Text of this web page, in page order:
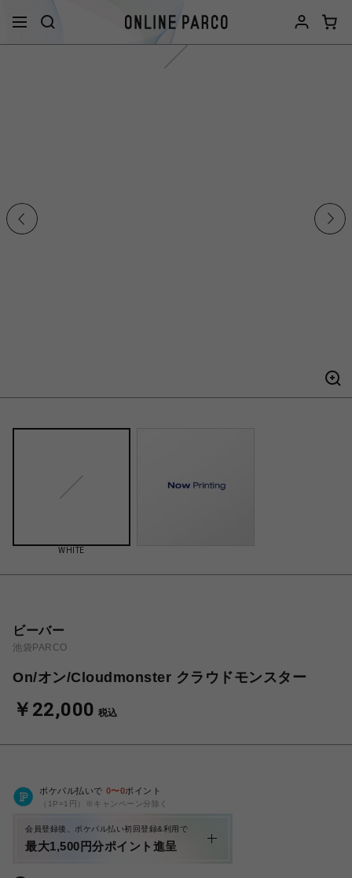
WHITE
ビーバー
池袋PARCO
On/オン/Cloudmonster クラウドモンスター
￥22,000 税込
ポケパル払いで 0〜0ポイント
（1P=1円）※キャンペーン分除く
会員登録後、ポケパル払い初回登録&利用で
最大1,500円分ポイント進呈